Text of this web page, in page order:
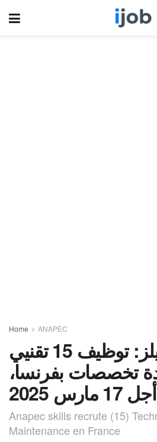
Home ANAPEC
الأنابيك سكيلز: توظيف 15 تقنيي
تخصصات بفرنسا،
2025
Anapec skills recrute (15)
Maintenance en France